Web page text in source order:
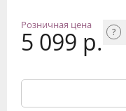
Розничная цена
5 099 р.